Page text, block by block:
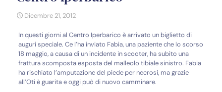
Dicembre 21, 2012
In questi giorni al Centro Iperbarico è arrivato un biglietto di
auguri speciale. Ce l’ha inviato Fabia, una paziente che lo scorso
18 maggio, a causa di un incidente in scooter, ha subito una
frattura scomposta esposta del malleolo tibiale sinistro. Fabia
ha rischiato l’amputazione del piede per necrosi, ma grazie
all’Oti è guarita e oggi può di nuovo camminare.